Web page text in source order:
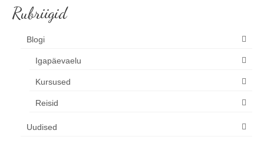
Rubriigid
Blogi
Igapäevaelu
Kursused
Reisid
Uudised